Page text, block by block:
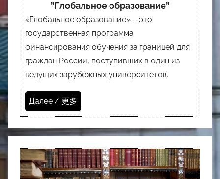
”Глобальное образование”
«Глобальное образование» – это
государственная программа
финансирования обучения за границей для
граждан России, поступивших в один из
ведущих зарубежных университетов.
Далее / 更多